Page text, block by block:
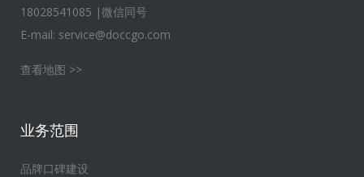
18028541085 |微信同号
E-mail: service@doccgo.com
查看地图 >>
业务范围
品牌口碑建设